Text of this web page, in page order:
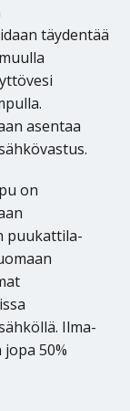
täydentää
asentaa
on
puukattila-
Ilma-
50%